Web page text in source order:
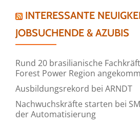
INTERESSANTE
JOBSUCHENDE & AZUBIS
Rund 20 brasilianische
Forest Power Region
Ausbildungsrekord bei ARNDT
Nachwuchskräfte starten bei
der Automatisierung